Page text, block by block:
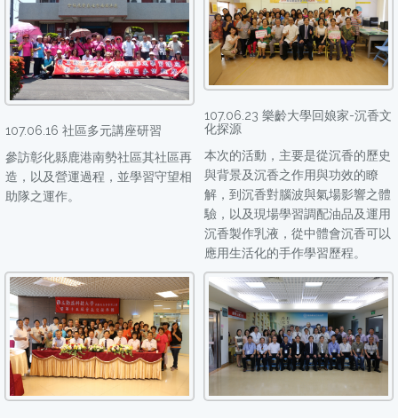
107.06.16 社區多元講座研習
參訪彰化縣鹿港南勢社區其社區再
造，以及營運過程，並學習守望相
助隊之運作。
107.06.23 樂齡大學回娘家-沉香文
化探源
本次的活動，主要是從沉香的歷史
與背景及沉香之作用與功效的瞭
解，到沉香對腦波與氣場影響之體
驗，以及現場學習調配油品及運用
沉香製作乳液，從中體會沉香可以
應用生活化的手作學習歷程。